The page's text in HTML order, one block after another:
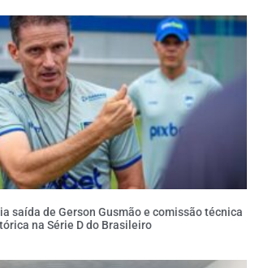
saída de Gerson Gusmão e comissão técnica
na Série D do Brasileiro